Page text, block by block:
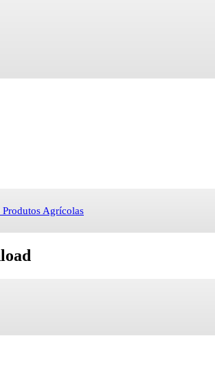
Produtos Agrícolas